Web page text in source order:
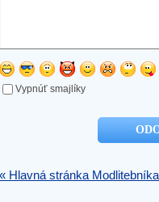
Vypnúť smajlíky
« Hlavná stránka Modlitebníka